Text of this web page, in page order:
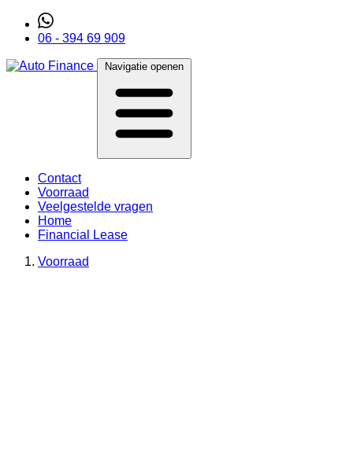
06 - 394 69 909
Navigatie openen
Contact
Voorraad
Veelgestelde vragen
Home
Financial Lease
Voorraad